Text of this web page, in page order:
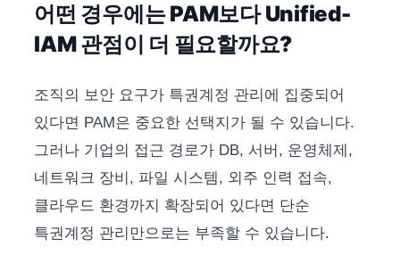
어떤 경우에는 PAM보다 Unified-
IAM 관점이 더 필요할까요?
조직의 보안 요구가 특권계정 관리에 집중되어
있다면 PAM은 중요한 선택지가 될 수 있습니다.
그러나 기업의 접근 경로가 DB, 서버, 운영체제,
네트워크 장비, 파일 시스템, 외주 인력 접속,
클라우드 환경까지 확장되어 있다면 단순
특권계정 관리만으로는 부족할 수 있습니다.